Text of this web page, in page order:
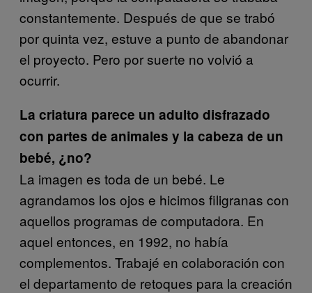
constantemente. Después de que se trabó
por quinta vez, estuve a punto de abandonar
el proyecto. Pero por suerte no volvió a
ocurrir.
La criatura parece un adulto disfrazado
con partes de animales y la cabeza de un
bebé, ¿no?
La imagen es toda de un bebé. Le
agrandamos los ojos e hicimos filigranas con
aquellos programas de computadora. En
aquel entonces, en 1992, no había
complementos. Trabajé en colaboración con
el departamento de retoques para la creación